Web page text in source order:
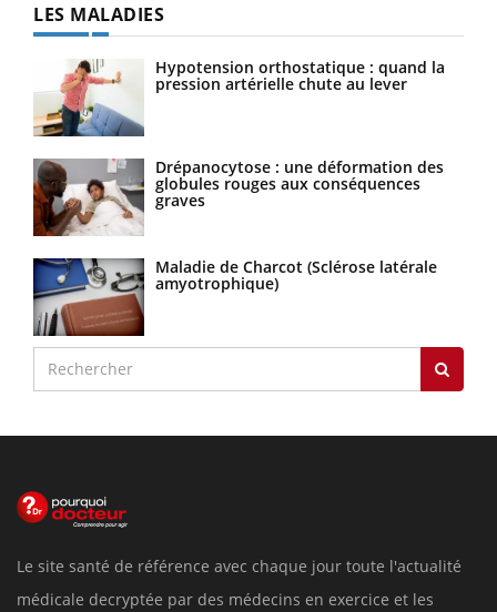
LES MALADIES
Hypotension orthostatique : quand la
pression artérielle chute au lever
Drépanocytose : une déformation des
globules rouges aux conséquences
graves
Maladie de Charcot (Sclérose latérale
amyotrophique)
Le site santé de référence avec chaque jour toute l'actualité
médicale decryptée par des médecins en exercice et les